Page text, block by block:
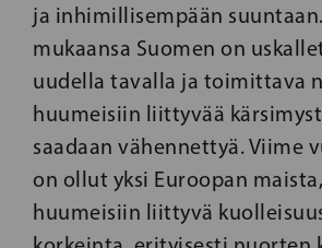
ja inhimillisempään
mukaansa Suomen on
uudella tavalla ja toimittava
huumeisiin liittyvää
saadaan vähennettyä. Viime
on ollut yksi Euroopan
huumeisiin liittyvä